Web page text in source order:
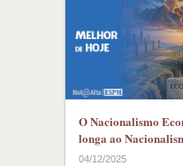
O Nacionalismo
longa ao
04/12/2025